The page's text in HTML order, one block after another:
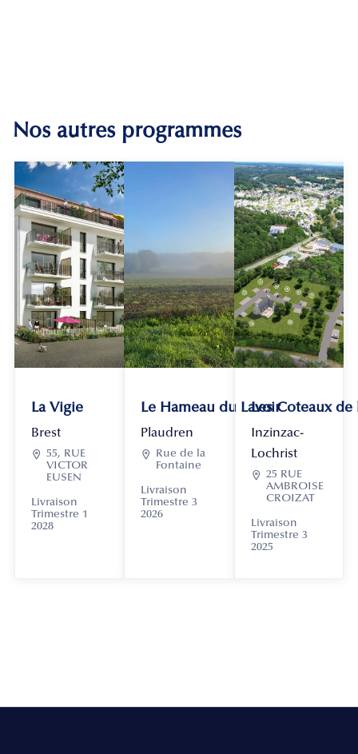
Nos autres programmes
La Vigie
Brest
 55, RUE
VICTOR
EUSEN
Livraison
Trimestre 1
2028
Le Hameau du Lavoir
Plaudren

Rue de la
Fontaine
Livraison
Trimestre 3
2026
Les Coteaux
Inzinzac-
Lochrist
 25 RUE
AMBROISE
CROIZAT
Livraison
Trimestre 3
2025